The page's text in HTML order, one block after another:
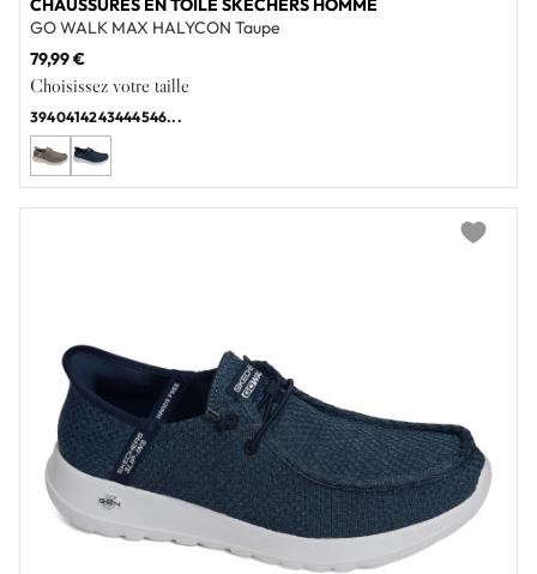
CHAUSSURES EN TOILE SKECHERS HOMME
GO WALK MAX HALYCON Taupe
79,99 €
Choisissez votre taille
3940414243444546...